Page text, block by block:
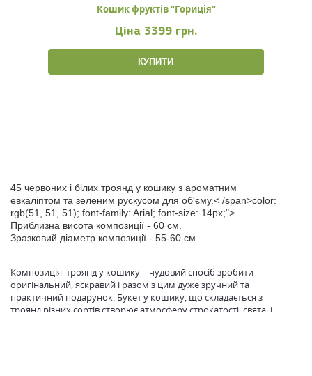
Кошик фруктів "Гориція"
Ціна 3399 грн.
КУПИТИ
45 червоних і білих троянд у кошику з ароматним
евкаліптом та зеленим рускусом для об'єму.< /span>color:
rgb(51, 51, 51); font-family: Arial; font-size: 14px;">
Приблизна висота композиції - 60 см.
Зразковий діаметр композиції - 55-60 см
Композиція троянд у кошику – чудовий спосіб зробити
оригінальний, яскравий і разом з цим дуже зручний та
практичний подарунок. Букет у кошику, що складається з
троянд різних сортів створює атмосферу строкатості, свята, і